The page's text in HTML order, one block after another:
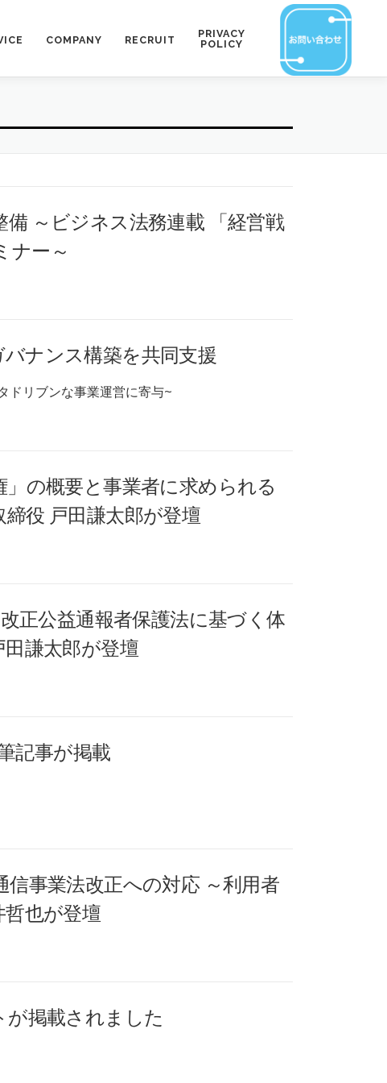
COMPANY RECRUIT
PRIVACY
POLICY
～ビジネス法務連載 「経営戦
ナー～
ナンス構築を共同支援
ドリブンな事業運営に寄与~
の概要と事業者に求められる
役 戸田謙太郎が登壇
正公益通報者保護法に基づく体
謙太郎が登壇
記事が掲載
事業法改正への対応 ～利用者
也が登壇
が掲載されました